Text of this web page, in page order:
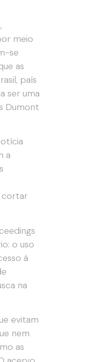
meio
se
as
país
ser uma
Dumont
a
cortar
o uso
à
na
evitam
nem
as